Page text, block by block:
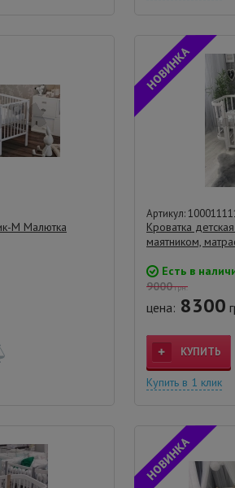
М Малютка
Артикул:
Кроватка
маятником,
Есть в
9000грн.
цена: 8300
КУПИТЬ
Купить в 1 клик